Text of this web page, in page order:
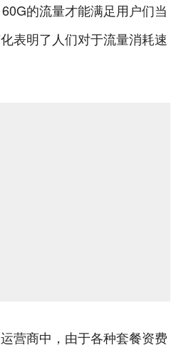
的流量才能满足用户们当
表明了人们对于流量消耗速
营商中，由于各种套餐资费